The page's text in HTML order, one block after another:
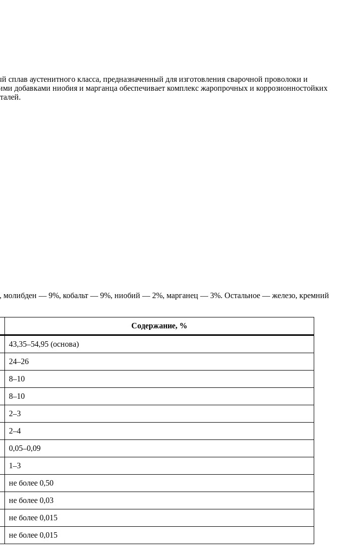
аустенитного класса, предназначенный для изготовления сварочной проволоки и
добавками ниобия и марганца обеспечивает комплекс жаропрочных и коррозионностойких
— 9%, кобальт — 9%, ниобий — 2%, марганец — 3%. Остальное — железо, кремний
Содержание, %
43,35–54,95 (основа)
24–26
8–10
8–10
2–3
2–4
0,05–0,09
1–3
не более 0,50
не более 0,03
не более 0,015
не более 0,015